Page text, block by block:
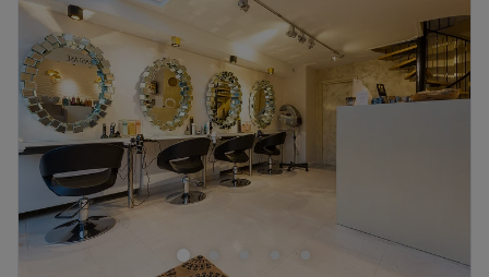
Woensdag
Donderdag
18:00
Vrijdag
09:00 –18:00
Zaterdag
09:00–18:00
Zondag
.
Little Touch est un salon de coiffure situé sur la chaussée
de Waterloo, à deux pas du bois de la Cambre. Vanessa
redonne vie à vos cheveux et les chouchoute avec soin.